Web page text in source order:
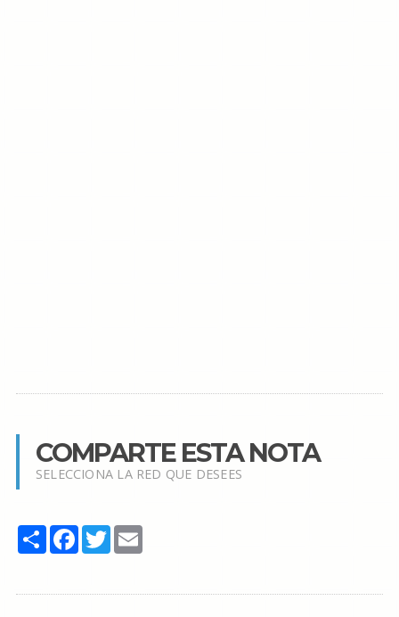
COMPARTE ESTA NOTA
SELECCIONA LA RED QUE DESEES
Share Facebook
TwitterEmail